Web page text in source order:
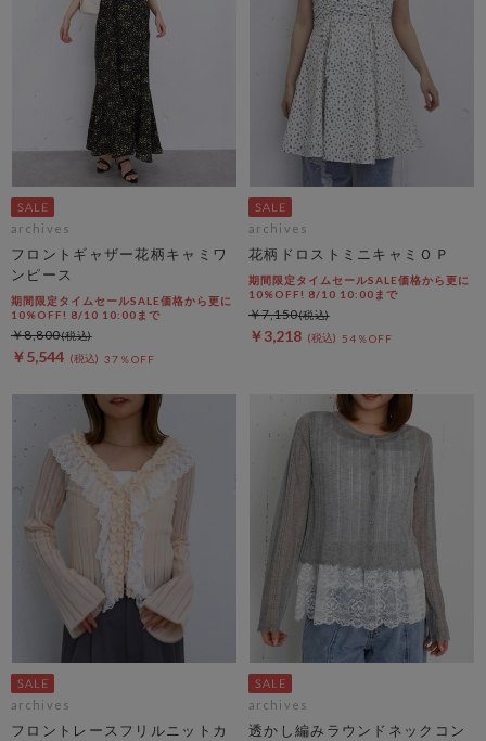
archives
フロントギャザー花柄キャミワ
ンピース
期間限定タイムセールSALE価格から更に
10%OFF! 8/10 10:00まで
￥5,544 37％OFF
￥8,800
archives
花柄ドロストミニキャミＯＰ
期間限定タイムセールSALE価格から更に
10%OFF! 8/10 10:00まで
￥3,218 54％OFF
￥7,150
archives
フロントレースフリルニットカ
archives
透かし編みラウンドネックコン